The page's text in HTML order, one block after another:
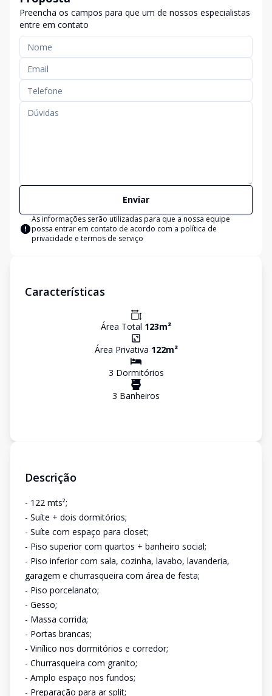
Preencha os campos para que um de nossos especialistas
entre em contato
Enviar
As informações serão utilizadas para que a nossa equipe
possa entrar em contato de acordo com a política de
privacidade e termos de serviço
Características
Área Total 123m²
Área Privativa 122m²
3 Dormitórios
3 Banheiros
Descrição
- 122 mts²;
- Suíte + dois dormitórios;
- Suíte com espaço para closet;
- Piso superior com quartos + banheiro social;
- Piso inferior com sala, cozinha, lavabo, lavanderia,
garagem e churrasqueira com área de festa;
- Piso porcelanato;
- Gesso;
- Massa corrida;
- Portas brancas;
- Vinílico nos dormitórios e corredor;
- Churrasqueira com granito;
- Amplo espaço nos fundos;
- Preparação para ar split;